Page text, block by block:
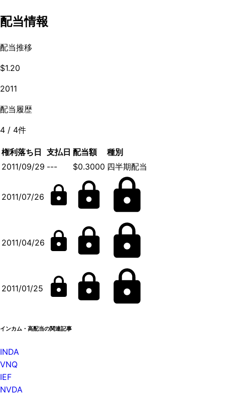
配当情報
配当推移
$1.20
2011
配当履歴
4 / 4件
権利落ち日 支払日 配当額
種別
2011/09/29 --- $0.3000 四半期配当
2011/07/26
2011/04/26
2011/01/25
インカム・高配当の関連記事
INDA
VNQ
IEF
NVDA